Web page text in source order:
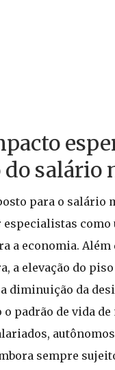
do salário
para o salário
especialistas
a economia.
a elevação do
diminuição da
o padrão de vida
sempre